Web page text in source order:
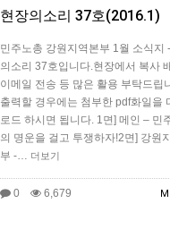
현장의소리 37호(2016.1)
민주노총 강원지역본부 1월 소식지
의소리 37호입니다.현장에서 복사
이메일 전송 등 많은 활용 부탁드립
출력할 경우에는 첨부한 pdf화일을
로드 하시면 됩니다. 1면] 메인 – 민
의 명운을 걸고 투쟁하자!2면] 강원
부 -…
더보기
0 6,679